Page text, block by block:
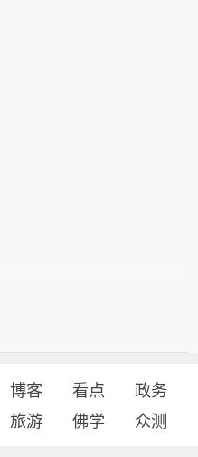
博客 看点
政务
旅游 佛学 众测